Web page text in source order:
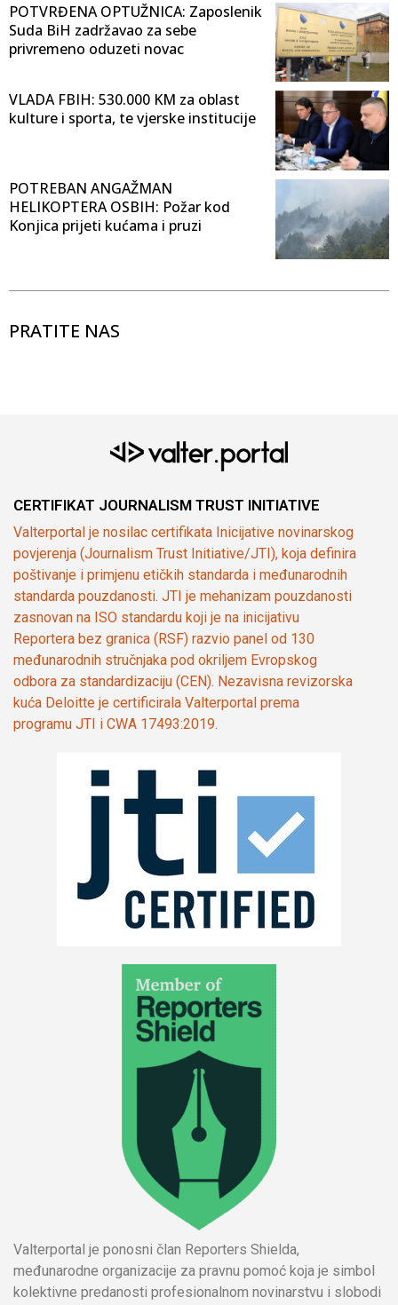
POTVRĐENA OPTUŽNICA: Zaposlenik
Suda BiH zadržavao za sebe
privremeno oduzeti novac
VLADA FBIH: 530.000 KM za oblast
kulture i sporta, te vjerske institucije
POTREBAN ANGAŽMAN
HELIKOPTERA OSBIH: Požar kod
Konjica prijeti kućama i pruzi
PRATITE NAS
CERTIFIKAT JOURNALISM TRUST INITIATIVE
Valterportal je nosilac certifikata Inicijative novinarskog
povjerenja (Journalism Trust Initiative/JTI), koja definira
poštivanje i primjenu etičkih standarda i međunarodnih
standarda pouzdanosti. JTI je mehanizam pouzdanosti
zasnovan na ISO standardu koji je na inicijativu
Reportera bez granica (RSF) razvio panel od 130
međunarodnih stručnjaka pod okriljem Evropskog
odbora za standardizaciju (CEN). Nezavisna revizorska
kuća Deloitte je certificirala Valterportal prema
programu JTI i CWA 17493:2019.
Valterportal je ponosni član Reporters Shielda,
međunarodne organizacije za pravnu pomoć koja je simbol
kolektivne predanosti profesionalnom novinarstvu i slobodi